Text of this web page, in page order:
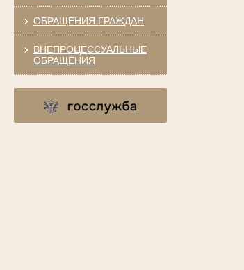
ОБРАЩЕНИЯ ГРАЖДАН
ВНЕПРОЦЕССУАЛЬНЫЕ
ОБРАЩЕНИЯ